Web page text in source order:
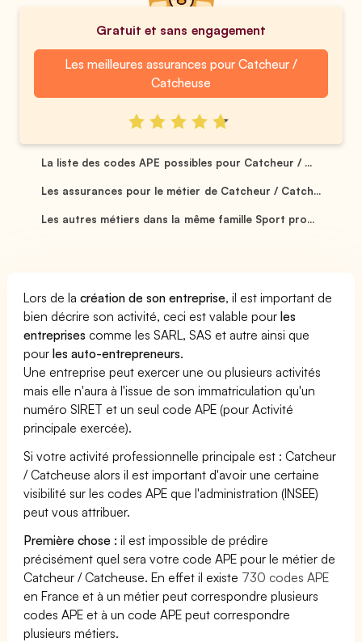
Gratuit et sans engagement
Les meilleures assurances pour Catcheur /
Catcheuse
La liste des codes APE possibles pour Catcheur / ...
Les assurances pour le métier de Catcheur / Catch...
Les autres métiers dans la même famille Sport pro...
Lors de lacréation de son entreprise, il est important de
bien décrire son activité, ceci est valable pourles
entreprises comme les SARL, SAS et autre ainsi que
pourles auto-entrepreneurs.
Une entreprise peut exercer une ou plusieurs activités
mais elle n'aura à l'issue de son immatriculation qu'un
numéro SIRET et un seul code APE (pour Activité
principale exercée).
Si votre activité professionnelle principale est : Catcheur
/ Catcheuse alors il est important d'avoir une certaine
visibilité sur les codes APE que l'administration (INSEE)
peut vous attribuer.
Première chose : il est impossible de prédire
précisément quel sera votre code APE pour le métier de
Catcheur / Catcheuse. En effet il existe 730 codes APE
en France et à un métier peut correspondre plusieurs
codes APE et à un code APE peut correspondre
plusieurs métiers.